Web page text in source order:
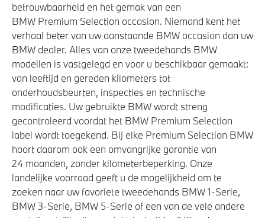
Laadkabel (Mode 3, 22kW)
Flexible Fast Charger 2.0 (Mode 2)
xDrive - Vierwielaandrijving
Elektronisch Sper Differentieel
Anti blokkeer systeem
Steptronic transmissie met schakelpaddles aan het
stuurwiel
Adapter E+F (CEE 7/7) 10A
Veiligheid
Isofix bevestiging passagierstoel voor
betrouwbaarheid en het gemak van een
BMW Premium Selection occasion. Niemand kent het
verhaal beter van uw aanstaande BMW occasion dan uw
BMW dealer. Alles van onze tweedehands BMW
modellen is vastgelegd en voor u beschikbaar gemaakt:
van leeftijd en gereden kilometers tot
onderhoudsbeurten, inspecties en technische
modificaties. Uw gebruikte BMW wordt streng
gecontroleerd voordat het BMW Premium Selection
label wordt toegekend. Bij elke Premium Selection BMW
hoort daarom ook een omvangrijke garantie van
24 maanden, zonder kilometerbeperking. Onze
landelijke voorraad geeft u de mogelijkheid om te
zoeken naar uw favoriete tweedehands BMW 1-Serie,
BMW 3-Serie, BMW 5-Serie of een van de vele andere